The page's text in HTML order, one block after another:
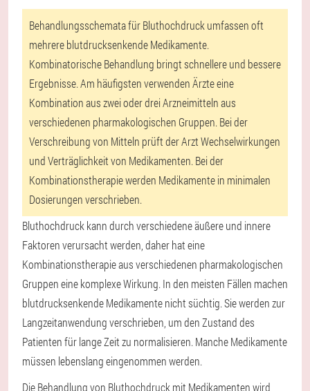
Behandlungsschemata für Bluthochdruck umfassen oft
mehrere blutdrucksenkende Medikamente.
Kombinatorische Behandlung bringt schnellere und bessere
Ergebnisse. Am häufigsten verwenden Ärzte eine
Kombination aus zwei oder drei Arzneimitteln aus
verschiedenen pharmakologischen Gruppen. Bei der
Verschreibung von Mitteln prüft der Arzt Wechselwirkungen
und Verträglichkeit von Medikamenten. Bei der
Kombinationstherapie werden Medikamente in minimalen
Dosierungen verschrieben.
Bluthochdruck kann durch verschiedene äußere und innere
Faktoren verursacht werden, daher hat eine
Kombinationstherapie aus verschiedenen pharmakologischen
Gruppen eine komplexe Wirkung. In den meisten Fällen machen
blutdrucksenkende Medikamente nicht süchtig. Sie werden zur
Langzeitanwendung verschrieben, um den Zustand des
Patienten für lange Zeit zu normalisieren. Manche Medikamente
müssen lebenslang eingenommen werden.
Die Behandlung von Bluthochdruck mit Medikamenten wird